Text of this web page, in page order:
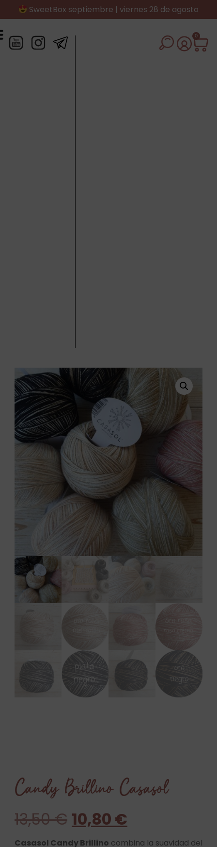
SweetBox septiembre | viernes 28 de agosto
0
Candy Brillino Casasol
13,50€ 10,80 €
Casasol Candy Brillino combina la suavidad del